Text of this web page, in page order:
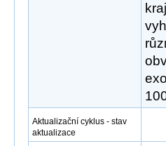
Aktualizační cyklus - stav
aktualizace